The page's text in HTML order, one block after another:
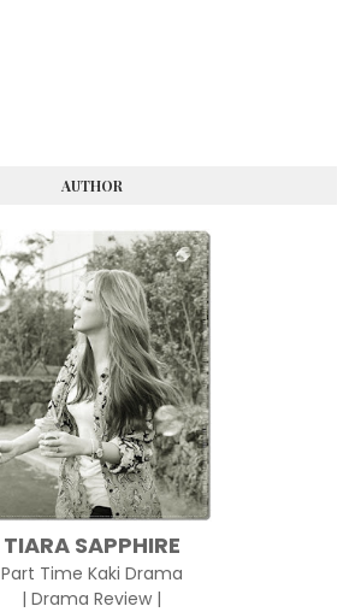
AUTHOR
TIARA SAPPHIRE
Part Time Kaki Drama
| Drama Review |